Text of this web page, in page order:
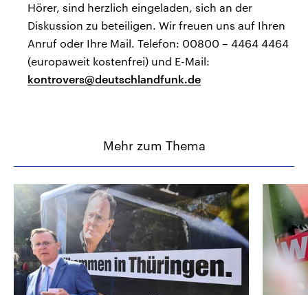
Hörer, sind herzlich eingeladen, sich an der
Diskussion zu beteiligen. Wir freuen uns auf Ihren
Anruf oder Ihre Mail. Telefon: 00800 – 4464 4464
(europaweit kostenfrei) und E-Mail:
kontrovers@deutschlandfunk.de
Mehr zum Thema